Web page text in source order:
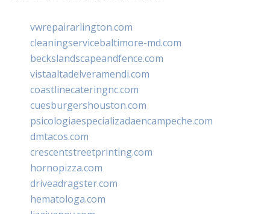
vwrepairarlington.com
cleaningservicebaltimore-md.com
beckslandscapeandfence.com
vistaaltadelveramendi.com
coastlinecateringnc.com
cuesburgershouston.com
psicologiaespecializadaencampeche.com
dmtacos.com
crescentstreetprinting.com
hornopizza.com
driveadragster.com
hematologa.com